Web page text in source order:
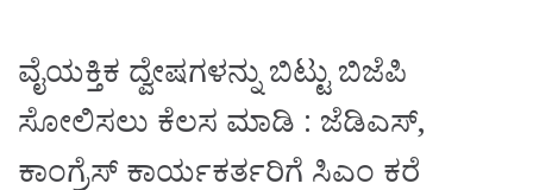
ವೈಯಕ್ತಿಕ ದ್ವೇಷಗಳನ್ನು ಬಿಟ್ಟು ಬಿಜೆಪಿ
ಸೋಲಿಸಲು ಕೆಲಸ ಮಾಡಿ : ಜೆಡಿಎಸ್,
ಕಾಂಗ್ರೆಸ್ ಕಾರ್ಯಕರ್ತರಿಗೆ ಸಿಎಂ ಕರೆ